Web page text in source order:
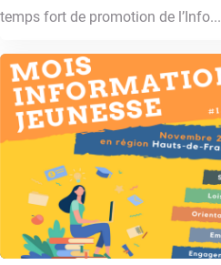
temps fort de promotion de l’Info...